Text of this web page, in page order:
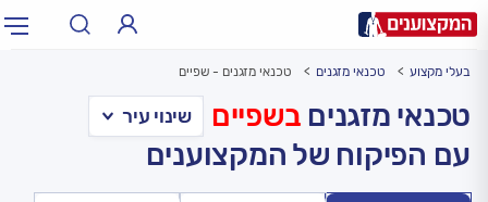
עירעיר: תל אביב, חיפה…
בעלי מקצוע טכנאי מזגנים טכנאי מזגנים - שפיים
טכנאי מזגנים בשפיים
עם הפיקוח של המקצוענים